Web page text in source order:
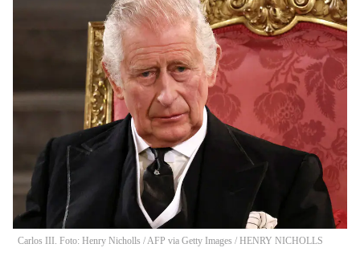
Carlos III. Foto: Henry Nicholls / AFP via Getty Images / HENRY NICHOLLS